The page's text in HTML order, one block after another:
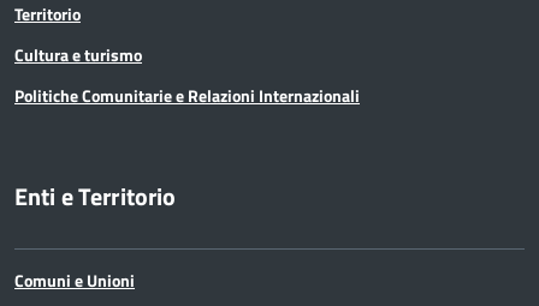
Territorio
Cultura e turismo
Politiche Comunitarie e Relazioni Internazionali
Enti e Territorio
Comuni e Unioni